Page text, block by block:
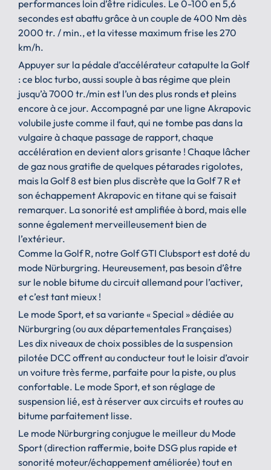
performances loin d’être ridicules. Le 0-100 en 5,6
secondes est abattu grâce à un couple de 400 Nm dès
2000 tr. / min., et la vitesse maximum frise les 270
km/h.
Appuyer sur la pédale d’accélérateur catapulte la Golf
: ce bloc turbo, aussi souple à bas régime que plein
jusqu’à 7000 tr./min est l’un des plus ronds et pleins
encore à ce jour. Accompagné par une ligne Akrapovic
volubile juste comme il faut, qui ne tombe pas dans la
vulgaire à chaque passage de rapport, chaque
accélération en devient alors grisante ! Chaque lâcher
de gaz nous gratifie de quelques pétarades rigolotes,
mais la Golf 8 est bien plus discrète que la Golf 7 R et
son échappement Akrapovic en titane qui se faisait
remarquer. La sonorité est amplifiée à bord, mais elle
sonne également merveilleusement bien de
l’extérieur.
Comme la Golf R, notre Golf GTI Clubsport est doté du
mode Nürburgring. Heureusement, pas besoin d’être
sur le noble bitume du circuit allemand pour l’activer,
et c’est tant mieux !
Le mode Sport, et sa variante « Special » dédiée au
Nürburgring (ou aux départementales Françaises)
Les dix niveaux de choix possibles de la suspension
pilotée DCC offrent au conducteur tout le loisir d’avoir
un voiture très ferme, parfaite pour la piste, ou plus
confortable. Le mode Sport, et son réglage de
suspension lié, est à réserver aux circuits et routes au
bitume parfaitement lisse.
Le mode Nürburgring conjugue le meilleur du Mode
Sport (direction raffermie, boite DSG plus rapide et
sonorité moteur/échappement améliorée) tout en